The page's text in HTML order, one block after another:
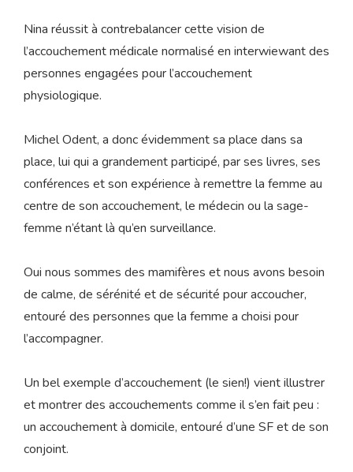
Nina réussit à contrebalancer cette vision de
l’accouchement médicale normalisé en interwiewant des
personnes engagées pour l’accouchement
physiologique.
Michel Odent, a donc évidemment sa place dans sa
place, lui qui a grandement participé, par ses livres, ses
conférences et son expérience à remettre la femme au
centre de son accouchement, le médecin ou la sage-
femme n’étant là qu’en surveillance.
Oui nous sommes des mamifères et nous avons besoin
de calme, de sérénité et de sécurité pour accoucher,
entouré des personnes que la femme a choisi pour
l’accompagner.
Un bel exemple d’accouchement (le sien!) vient illustrer
et montrer des accouchements comme il s’en fait peu :
un accouchement à domicile, entouré d’une SF et de son
conjoint.